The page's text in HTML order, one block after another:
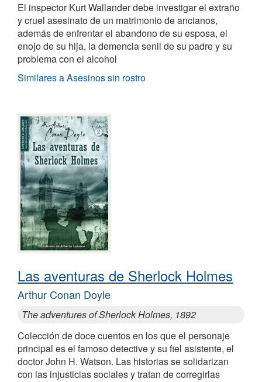
El inspector Kurt Wallander debe investigar el extraño
y cruel asesinato de un matrimonio de ancianos,
además de enfrentar el abandono de su esposa, el
enojo de su hija, la demencia senil de su padre y su
problema con el alcohol
Similares a Asesinos sin rostro
Las aventuras de Sherlock Holmes
Arthur Conan Doyle
The adventures of Sherlock Holmes, 1892
Colección de doce cuentos en los que el personaje
principal es el famoso detective y su fiel asistente, el
doctor John H. Watson. Las historias se solidarizan
con las injusticias sociales y tratan de corregirlas